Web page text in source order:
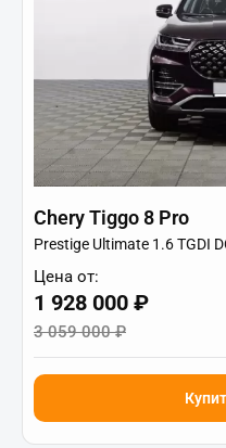
Chery Tiggo 8 Pro
Prestige Ultimate 1.6 TGDI
Цена от:
1 928 000 ₽
3 059 000 ₽